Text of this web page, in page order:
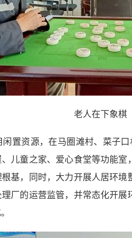
老人在下象棋
资源，在马圈滩村、菜子口
儿童之家、爱心食堂等功能
基，同时，大力开展人居环
厂的运营监管，并常态化开